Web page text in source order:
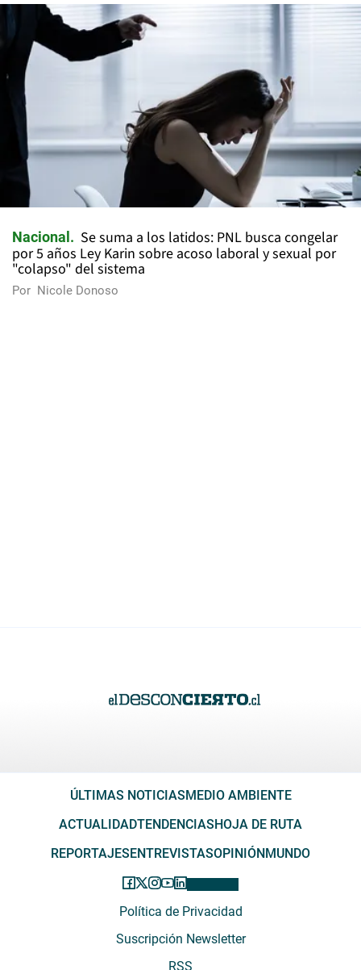
Nacional
Se suma a los latidos: PNL busca congelar
por 5 años Ley Karin sobre acoso laboral y sexual por
"colapso" del sistema
Por Nicole Donoso
ÚLTIMAS NOTICIAS MEDIO AMBIENTE
ACTUALIDADTENDENCIAS HOJA DE RUTA
REPORTAJES ENTREVISTASOPINIÓN MUNDO
Política de Privacidad
Suscripción Newsletter
RSS